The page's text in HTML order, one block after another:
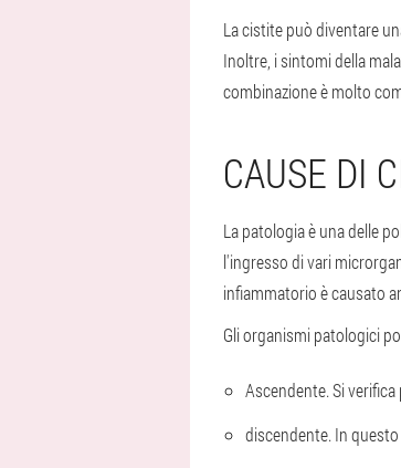
La cistite può diventare
Inoltre, i sintomi della
combinazione è molto
CAUSE DI
La patologia è una delle
l'ingresso di vari
infiammatorio è causato
Gli organismi patologici
Ascendente. Si
discendente. In